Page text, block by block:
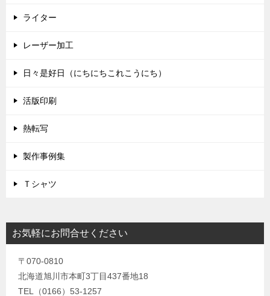
ライター
レーザー加工
日々是好日（にちにちこれこうにち）
活版印刷
熱転写
製作事例集
Ｔシャツ
お気軽にお問合せください
〒070-0810
北海道旭川市本町3丁目437番地18
TEL（0166）53-1257